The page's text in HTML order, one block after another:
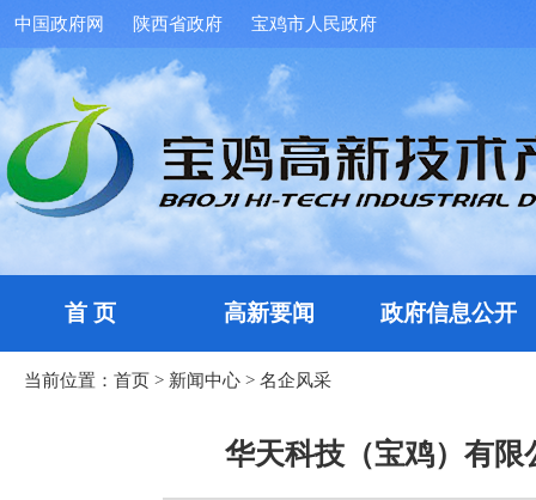
中国政府网 陕西省政府 宝鸡市人民政府
首 页 高新要闻 政府信息公开
当前位置： 首页 > 新闻中心 > 名企风采
华天科技（宝鸡）有